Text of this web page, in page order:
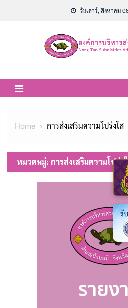
วันเสาร์, สิงหาคม
Home การส่งเสริมความโปร่งใส
หมวดหมู่: การส่งเสริมความโปร่ง